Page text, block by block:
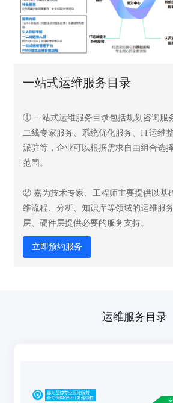
一站式运维服务目录
① 一站式运维服务目录包括规划咨询服
二线专家服务、系统优化服务、IT运维
派驻等，企业可以根据需求自由组合选
范围。
② 嘉为技术专家、工程师主要提供以基
维流程、分析、知识库等领域的运维服
层、硬件层提供必要的服务支持。
立即预约服务
运维服务 目录